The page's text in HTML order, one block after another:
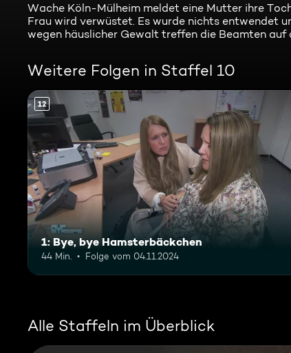
Wache Köln-Mülheim meldet eine Mutter ihre
Frau wird verwüstet. Es wurde nichts entwendet
wegen häuslicher Gewalt treffen die Beamten
Weitere Folgen in Staffel 10
12
1: Bye, bye Hamsterbäckchen
44 Min. Folge vom 04.11.2024
Alle Staffeln im Überblick